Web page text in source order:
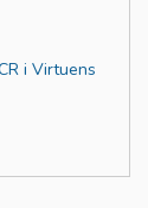
i Virtuens